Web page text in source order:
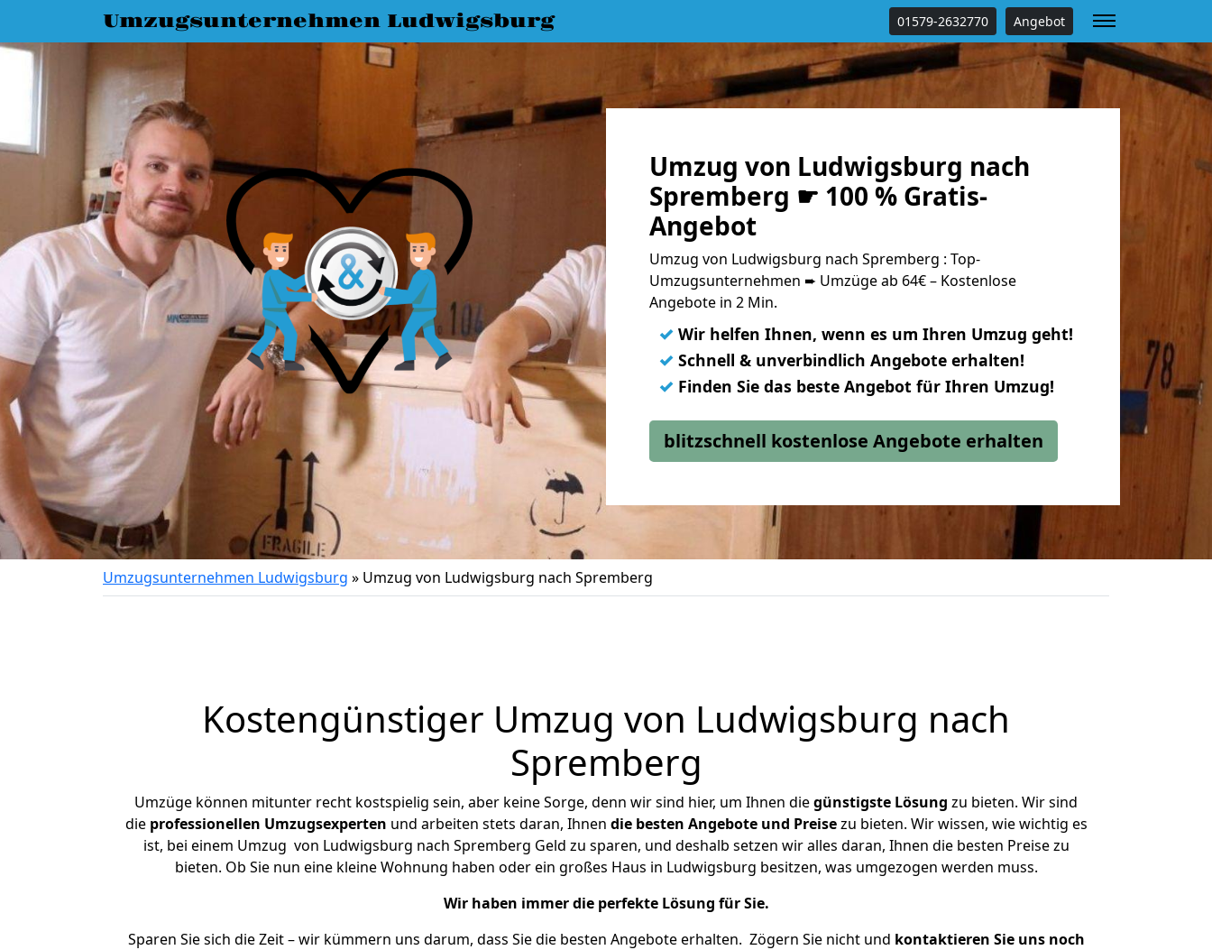
Umzugsunternehmen Ludwigsburg 01579-2632770 Angebot
Umzug von Ludwigsburg nach
Spremberg ☛ 100 % Gratis-
Angebot
Umzug von Ludwigsburg nach Spremberg : Top-
Umzugsunternehmen ➨ Umzüge ab 64€ – Kostenlose
Angebote in 2 Min.
✓ Wir helfen Ihnen, wenn es um Ihren Umzug geht!
✓ Schnell & unverbindlich Angebote erhalten!
✓ Finden Sie das beste Angebot für Ihren Umzug!
blitzschnell kostenlose Angebote erhalten
Umzugsunternehmen Ludwigsburg » Umzug von Ludwigsburg nach Spremberg
Kostengünstiger Umzug von Ludwigsburg nach
Spremberg
Umzüge können mitunter recht kostspielig sein, aber keine Sorge, denn wir sind hier, um Ihnen diegünstigste Lösung zu bieten. Wir sind
die professionellen Umzugsexperten und arbeiten stets daran, Ihnen die besten Angebote und Preisezu bieten. Wir wissen, wie wichtig es
ist, bei einem Umzug von Ludwigsburg nach Spremberg Geld zu sparen, und deshalb setzen wir alles daran, Ihnen die besten Preise zu
bieten. Ob Sie nun eine kleine Wohnung haben oder ein großes Haus in Ludwigsburg besitzen, was umgezogen werden muss.
Wir haben immer die perfekte Lösung für Sie.
Sparen Sie sich die Zeit – wir kümmern uns darum, dass Sie die besten Angebote erhalten. Zögern Sie nicht und kontaktieren Sie uns noch